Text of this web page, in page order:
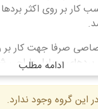
کار بر روی اکثر
صرفا جهت کار
موبایل طراحی
جزء اساسی ترین
ادامه مطلب
این گروه وجود ندارد.